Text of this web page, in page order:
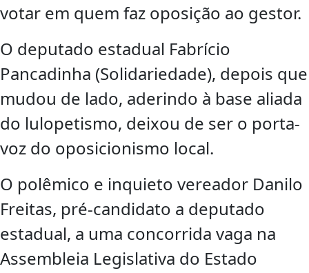
votar em quem faz oposição ao gestor.
O deputado estadual Fabrício
Pancadinha (Solidariedade), depois que
mudou de lado, aderindo à base aliada
do lulopetismo, deixou de ser o porta-
voz do oposicionismo local.
O polêmico e inquieto vereador Danilo
Freitas, pré-candidato a deputado
estadual, a uma concorrida vaga na
Assembleia Legislativa do Estado